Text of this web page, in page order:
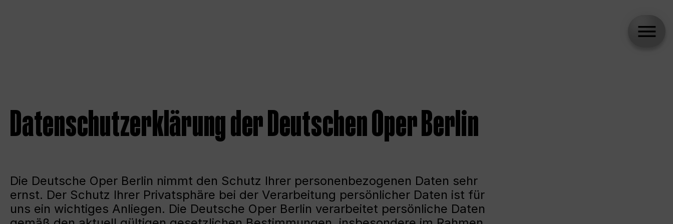
Datenschutzerklärung der Deutschen Oper Berlin
Die Deutsche Oper Berlin nimmt den Schutz Ihrer personenbezogenen Daten sehr
ernst. Der Schutz Ihrer Privatsphäre bei der Verarbeitung persönlicher Daten ist für
uns ein wichtiges Anliegen. Die Deutsche Oper Berlin verarbeitet persönliche Daten